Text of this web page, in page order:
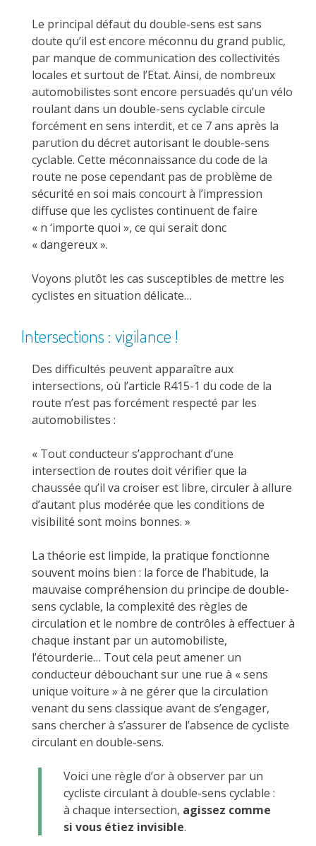
Le principal défaut du double-sens est sans
doute qu’il est encore méconnu du grand public,
par manque de communication des collectivités
locales et surtout de l’Etat. Ainsi, de nombreux
automobilistes sont encore persuadés qu’un vélo
roulant dans un double-sens cyclable circule
forcément en sens interdit, et ce 7 ans après la
parution du décret autorisant le double-sens
cyclable. Cette méconnaissance du code de la
route ne pose cependant pas de problème de
sécurité en soi mais concourt à l’impression
diffuse que les cyclistes continuent de faire
« n ‘importe quoi », ce qui serait donc
« dangereux ».
Voyons plutôt les cas susceptibles de mettre les
cyclistes en situation délicate…
Intersections : vigilance !
Des difficultés peuvent apparaître aux
intersections, où l’article R415-1 du code de la
route n’est pas forcément respecté par les
automobilistes :
« Tout conducteur s’approchant d’une
intersection de routes doit vérifier que la
chaussée qu’il va croiser est libre, circuler à allure
d’autant plus modérée que les conditions de
visibilité sont moins bonnes. »
La théorie est limpide, la pratique fonctionne
souvent moins bien : la force de l’habitude, la
mauvaise compréhension du principe de double-
sens cyclable, la complexité des règles de
circulation et le nombre de contrôles à effectuer à
chaque instant par un automobiliste,
l’étourderie… Tout cela peut amener un
conducteur débouchant sur une rue à « sens
unique voiture » à ne gérer que la circulation
venant du sens classique avant de s’engager,
sans chercher à s’assurer de l’absence de cycliste
circulant en double-sens.
Voici une règle d’or à observer par un
cycliste circulant à double-sens cyclable :
à chaque intersection, agissez comme
si vous étiez invisible.